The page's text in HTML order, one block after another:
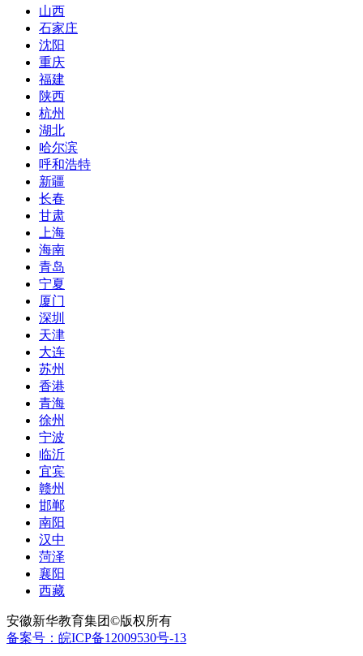
山西
石家庄
沈阳
重庆
福建
陕西
杭州
湖北
哈尔滨
呼和浩特
新疆
长春
甘肃
上海
海南
青岛
宁夏
厦门
深圳
天津
大连
苏州
香港
青海
徐州
宁波
临沂
宜宾
赣州
邯郸
南阳
汉中
菏泽
襄阳
西藏
安徽新华教育集团©版权所有
备案号：皖ICP备12009530号-13